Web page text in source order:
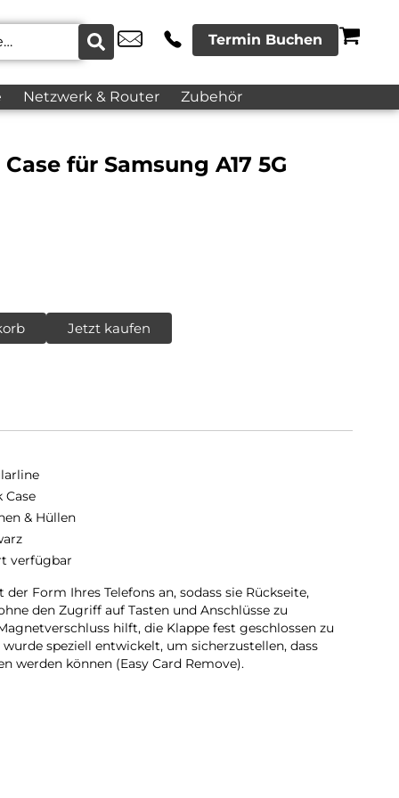
Termin Buchen
Netzwerk & Router Zubehör
für Samsung A17 5G
Jetzt kaufen
Case
& Hüllen
verfügbar
Form Ihres Telefons an, sodass sie Rückseite,
den Zugriff auf Tasten und Anschlüsse zu
hilft, die Klappe fest geschlossen zu
speziell entwickelt, um sicherzustellen, dass
werden können (Easy Card Remove).